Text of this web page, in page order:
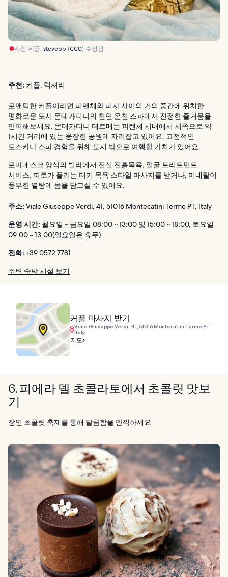
사진 제공: stevepb (CC0) 수정됨
추천: 커플, 럭셔리
로맨틱한 커플이라면 피렌체와 피사 사이의 거의 중간에 위치한
평화로운 도시 몬테카티니의 천연 온천 스파에서 진정한 즐거움을
만끽해보세요. 몬테카티니 테르메는 피렌체 시내에서 서쪽으로 약
1시간 거리에 있는 웅장한 공원에 자리잡고 있어요. 고전적인
토스카나 스파 경험을 위해 도시 밖으로 여행할 가치가 있어요.
로마네스크 양식의 빌라에서 전신 진흙목욕, 얼굴 트리트먼트
서비스, 피로가 풀리는 터키 목욕 스타일 마사지를 받거나, 미네랄이
풍부한 열탕에 몸을 담그실 수 있어요.
주소: Viale Giuseppe Verdi, 41, 51016 Montecatini Terme PT, Italy
운영 시간: 월요일 ~ 금요일 08:00 ~ 13:00 및 15:00 ~ 18:00, 토요일
09:00 ~ 13:00(일요일은 휴무)
전화: +39 0572 7781
주변 숙박 시설 보기
커플 마사지 받기
Viale Giuseppe Verdi, 41, 51016 Montecatini Terme PT,
Italy
지도
6. 피에라 델 초콜라토에서 초콜릿 맛보
기
장인 초콜릿 축제를 통해 달콤함을 만끽하세요